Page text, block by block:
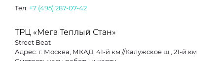
Тел. +7 (495) 287-07-42
ТРЦ «Мега Теплый Стан»
Street Beat
Адрес: г. Москва, МКАД, 41-й км //Калужское ш., 21-й км